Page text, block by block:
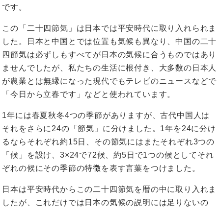
です。
この「二十四節気」は日本では平安時代に取り入れられま
した。日本と中国とでは位置も気候も異なり、中国の二十
四節気は必ずしもすべてが日本の気候に合うものではあり
ませんでしたが、私たちの生活に根付き、大多数の日本人
が農業とは無縁になった現代でもテレビのニュースなどで
「今日から立春です」などと使われています。
1年には春夏秋冬4つの季節がありますが、古代中国人は
それをさらに24の「節気」に分けました。1年を24に分け
るならそれぞれ約15日、その節気にはまたそれぞれ3つの
「候」を設け、3×24で72候、約5日で1つの候としてそれ
ぞれの候にその季節の特徴を表す言葉をつけました。
日本は平安時代からこの二十四節気を暦の中に取り入れま
したが、これだけでは日本の気候の説明には足りないの